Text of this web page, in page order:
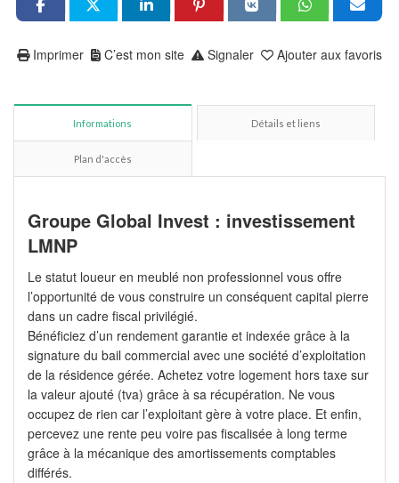
Ajouter aux favoris
Signaler
C’est mon site
Imprimer
Informations Détails et liens
Plan d'accès
Groupe Global Invest : investissement
LMNP
Le statut loueur en meublé non professionnel vous offre
l’opportunité de vous construire un conséquent capital pierre
dans un cadre fiscal privilégié.
Bénéficiez d’un rendement garantie et indexée grâce à la
signature du bail commercial avec une société d’exploitation
de la résidence gérée. Achetez votre logement hors taxe sur
la valeur ajouté (tva) grâce à sa récupération. Ne vous
occupez de rien car l’exploitant gère à votre place. Et enfin,
percevez une rente peu voire pas fiscalisée à long terme
grâce à la mécanique des amortissements comptables
différés.